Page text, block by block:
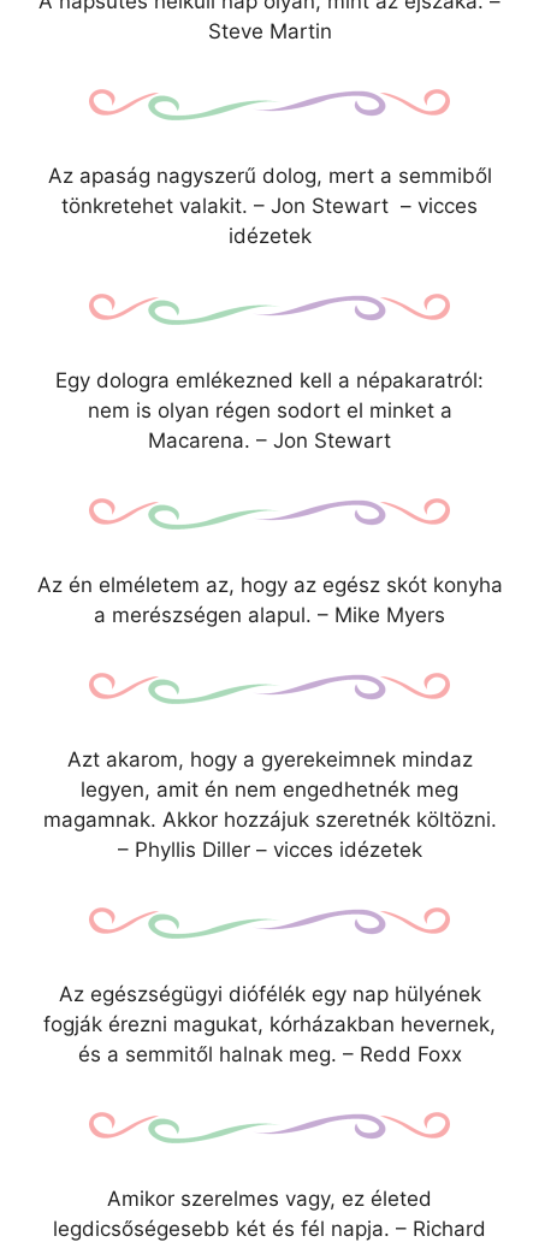
Steve Martin
Az apaság nagyszerű dolog, mert a semmiből
tönkretehet valakit. – Jon Stewart – vicces
idézetek
Egy dologra emlékezned kell a népakaratról:
nem is olyan régen sodort el minket a
Macarena. – Jon Stewart
Az én elméletem az, hogy az egész skót konyha
a merészségen alapul. – Mike Myers
Azt akarom, hogy a gyerekeimnek mindaz
legyen, amit én nem engedhetnék meg
magamnak. Akkor hozzájuk szeretnék költözni.
– Phyllis Diller – vicces idézetek
Az egészségügyi diófélék egy nap hülyének
fogják érezni magukat, kórházakban hevernek,
és a semmitől halnak meg. – Redd Foxx
Amikor szerelmes vagy, ez életed
legdicsőségesebb két és fél napja. – Richard